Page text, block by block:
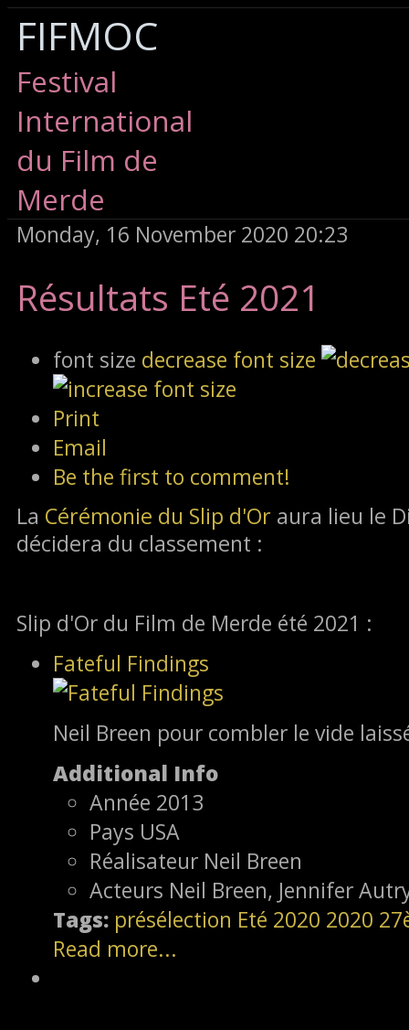
FIFMOC
Festival
International
du Film de
Merde
Monday, 16 November 2020 20:23
Résultats Eté 2021
font size decrease font size
Print
Email
Be the first to comment!
La Cérémonie du Slip d'Or aura lieu le
décidera du classement :
Slip d'Or du Film de Merde été 2021 :
Fateful Findings
Neil Breen pour combler le vide
Additional Info
Année 2013
Pays USA
Réalisateur Neil Breen
Acteurs Neil Breen, Jennifer
Tags: présélection Eté 2020 2020
Read more...